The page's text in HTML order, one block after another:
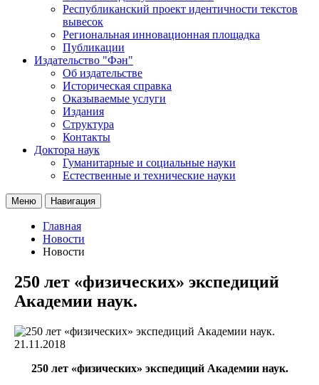
Республиканский проект идентичности текстов
вывесок
Региональная инновационная площадка
Публикации
Издательство "Фән"
Об издательстве
Историческая справка
Оказываемые услуги
Издания
Структура
Контакты
Доктора наук
Гуманитарные и социальные науки
Естественные и технические науки
Меню Навигация
Главная
Новости
Новости
250 лет «физических» экспедиций
Академии наук.
21.11.2018
250 лет «физических» экспедиций Академии наук.